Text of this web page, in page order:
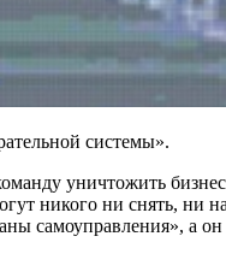
системы».
уничтожить
никого ни снять, ни
самоуправления», а